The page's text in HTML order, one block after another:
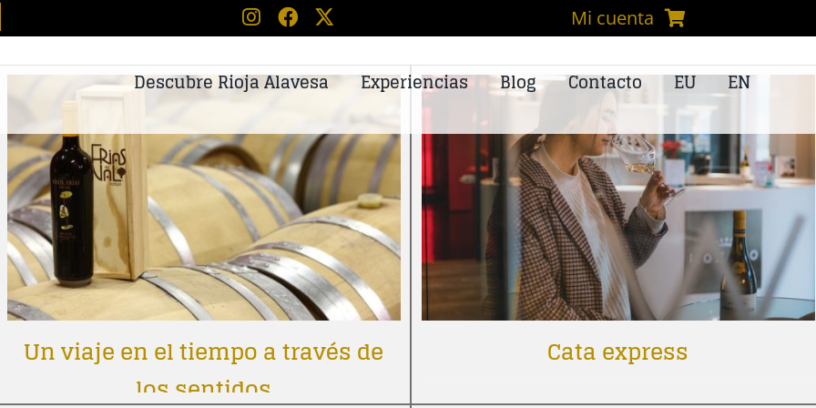
Mi cuenta
Descubre Rioja Alavesa Experiencias Blog Contacto EU EN
Un viaje en el tiempo a través de
los sentidos
Cata express